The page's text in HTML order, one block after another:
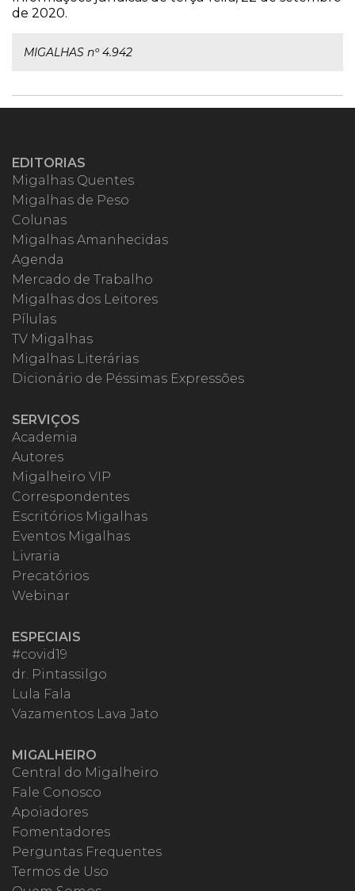
de 2020.
MIGALHAS nº 4.942
EDITORIAS
Migalhas Quentes
Migalhas de Peso
Colunas
Migalhas Amanhecidas
Agenda
Mercado de Trabalho
Migalhas dos Leitores
Pílulas
TV Migalhas
Migalhas Literárias
Dicionário de Péssimas Expressões
SERVIÇOS
Academia
Autores
Migalheiro VIP
Correspondentes
Escritórios Migalhas
Eventos Migalhas
Livraria
Precatórios
Webinar
ESPECIAIS
#covid19
dr. Pintassilgo
Lula Fala
Vazamentos Lava Jato
MIGALHEIRO
Central do Migalheiro
Fale Conosco
Apoiadores
Fomentadores
Perguntas Frequentes
Termos de Uso